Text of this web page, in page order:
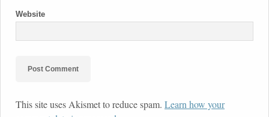
Website
This site uses Akismet to reduce spam. Learn how your